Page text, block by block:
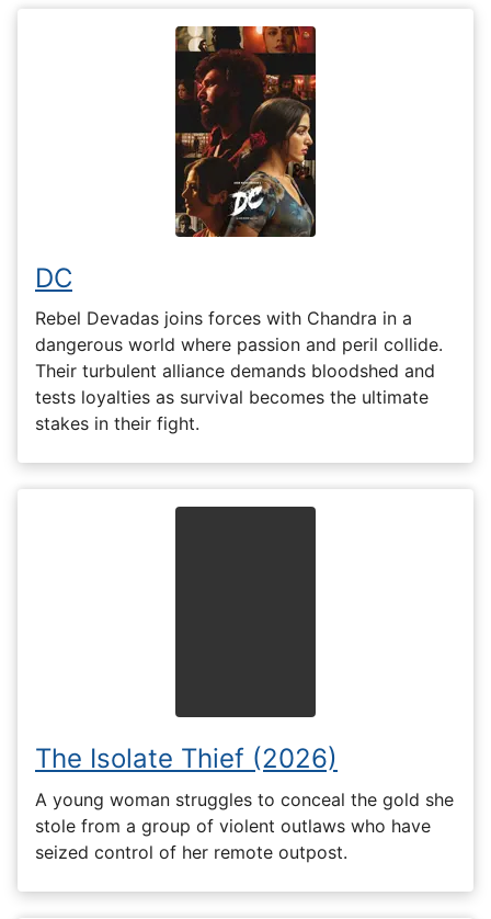
DC
Rebel Devadas joins forces with Chandra in a
dangerous world where passion and peril collide.
Their turbulent alliance demands bloodshed and
tests loyalties as survival becomes the ultimate
stakes in their fight.
The Isolate Thief (2026)
A young woman struggles to conceal the gold she
stole from a group of violent outlaws who have
seized control of her remote outpost.